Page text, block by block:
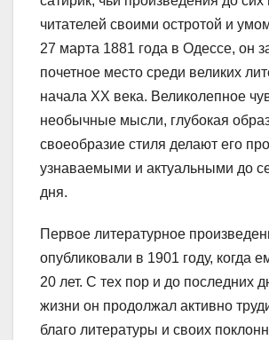
читателей своими остротой и
27 марта 1881 года в Одессе, он
почетное место среди великих
начала XX века. Великолепное
необычные мысли, глубокая
своеобразие стиля делают его
узнаваемыми и актуальными до
дня.
Первое литературное
опубликовали в 1901 году, когда
20 лет. С тех пор и до последних
жизни он продолжал активно
благо литературы и своих